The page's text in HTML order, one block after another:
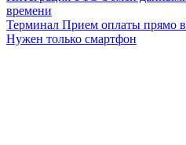
времени
Терминал Прием оплаты прямо
Нужен только смартфон